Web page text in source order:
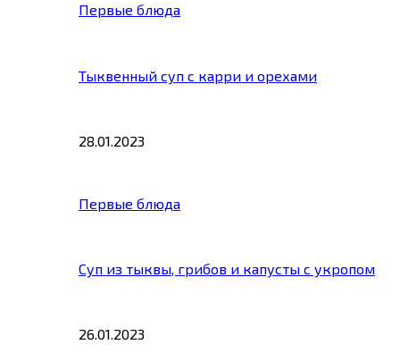
Первые блюда
Тыквенный суп с карри и орехами
28.01.2023
Первые блюда
Суп из тыквы, грибов и капусты с укропом
26.01.2023